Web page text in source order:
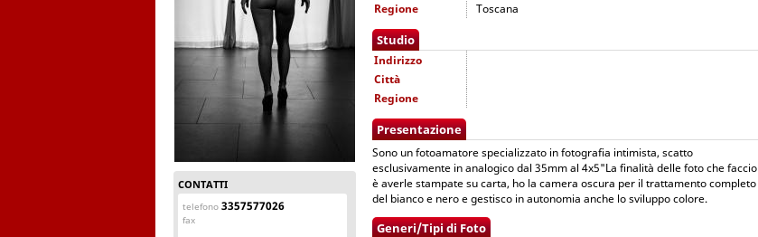
CONTATTI
telefono 3357577026
fax
Regione
Toscana
Studio
Indirizzo
Città
Regione
Presentazione
Sono un fotoamatore specializzato in fotografia intimista, scatto
esclusivamente in analogico dal 35mm al 4x5"La finalità delle foto che faccio
è averle stampate su carta, ho la camera oscura per il trattamento completo
del bianco e nero e gestisco in autonomia anche lo sviluppo colore.
Generi/Tipi di Foto